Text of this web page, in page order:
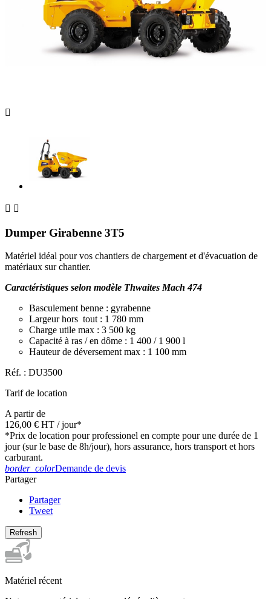

 
Dumper Girabenne 3T5
Matériel idéal pour vos chantiers de chargement et d'évacuation de
matériaux sur chantier.
Caractéristiques selon modèle Thwaites Mach 474
Basculement benne : gyrabenne
Largeur hors tout : 1 780 mm
Charge utile max : 3 500 kg
Capacité à ras / en dôme : 1 400 / 1 900 l
Hauteur de déversement max : 1 100 mm
Réf. : DU3500
Tarif de location
A partir de
126,00 € HT / jour*
*Prix de location pour professionel en compte pour une durée de 1
jour (sur le base de 8h/jour), hors assurance, hors transport et hors
carburant.
border_colorDemande de devis
Partager
Partager
Tweet
Matériel récent